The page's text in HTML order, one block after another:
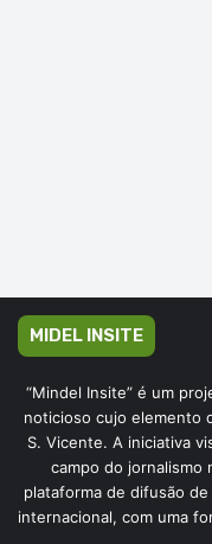
MIDEL INSITE
“Mindel Insite” é um
noticioso cujo elemento
S. Vicente. A iniciativa
campo do jornalismo
plataforma de difusão
internacional, com uma